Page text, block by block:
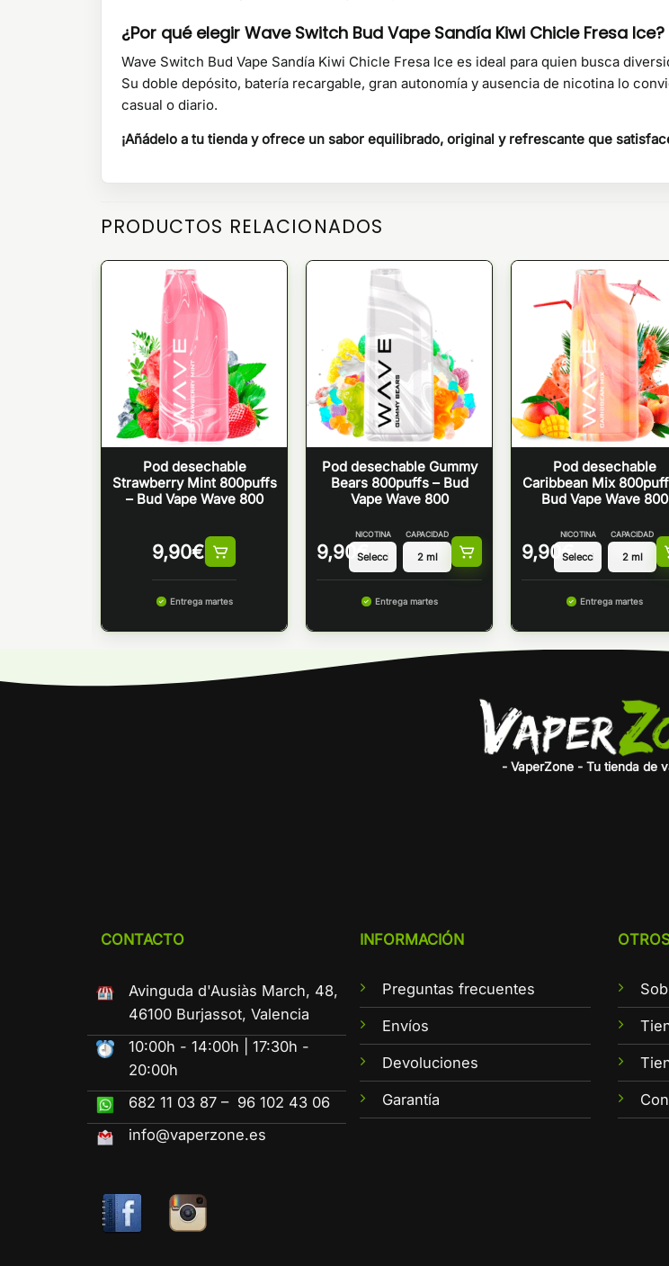
¿Por qué elegir Wave Switch Bud Vape Sandía Kiwi Chicle Fresa Ice?
Wave Switch Bud Vape Sandía Kiwi Chicle Fresa Ice es ideal para quien busca
Su doble depósito, batería recargable, gran autonomía y ausencia de nicotina lo
casual o diario.
¡Añádelo a tu tienda y ofrece un sabor equilibrado, original y refrescante que
PRODUCTOS RELACIONADOS
Pod desechable
Strawberry Mint 800puffs
– Bud Vape Wave 800
9,90€
Entrega martes
Pod desechable Gummy
Bears 800puffs – Bud
Vape Wave 800
9,90 €
NICOTINA CAPACIDAD
Entrega martes
Pod desechable
Caribbean Mix
Bud Vape Wave 800
9,90 €
NICOTINA CAPACIDAD
Entrega martes
- VaperZone - Tu tienda de
CONTACTO
Avinguda d'Ausiàs March, 48,
46100 Burjassot, Valencia
10:00h - 14:00h | 17:30h -
20:00h
682 11 03 87 – 96 102 43 06
info@vaperzone.es
INFORMACIÓN
Preguntas frecuentes
Envíos
Devoluciones
Garantía